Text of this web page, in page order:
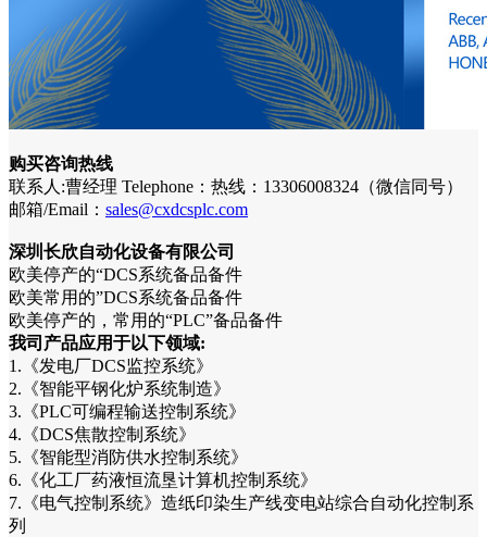
购买咨询热线
联系人:曹经理 Telephone：热线：13306008324（微信同号）
邮箱/Email： sales@cxdcsplc.com
深圳长欣自动化设备有限公司
欧美停产的“DCS系统备品备件
欧美常用的”DCS系统备品备件
欧美停产的，常用的“PLC”备品备件
我司产品应用于以下领域:
1.《发电厂DCS监控系统》
2.《智能平钢化炉系统制造》
3.《PLC可编程输送控制系统》
4.《DCS焦散控制系统》
5.《智能型消防供水控制系统》
6.《化工厂药液恒流垦计算机控制系统》
7.《电气控制系统》造纸印染生产线变电站综合自动化控制系
列